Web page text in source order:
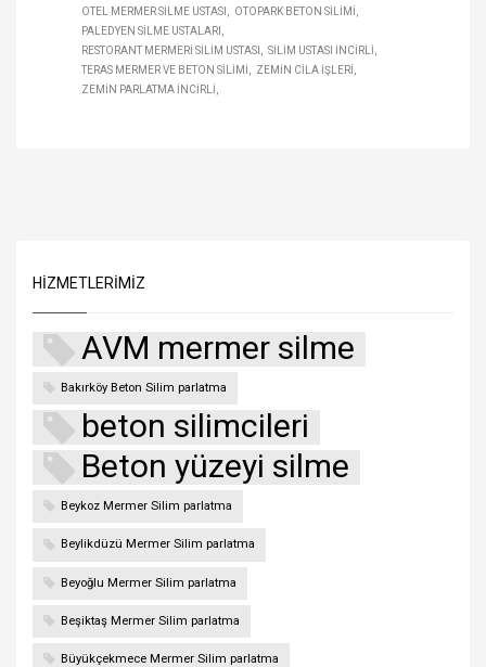
OTEL MERMER SILME USTASI
OTOPARK BETON SILIMI
PALEDYEN SILME USTALARI
RESTORANT MERMERI SILIM USTASI
SILIM USTASI İNCIRLI
TERAS MERMER VE BETON SILIMI
ZEMIN CILA IŞLERI
ZEMIN PARLATMA İNCIRLI
HIZMETLERIMIZ
AVM mermer silme
Bakırköy Beton Silim parlatma
beton silimcileri
Beton yüzeyi silme
Beykoz Mermer Silim parlatma
Beylikdüzü Mermer Silim parlatma
Beyoğlu Mermer Silim parlatma
Beşiktaş Mermer Silim parlatma
Büyükçekmece Mermer Silim parlatma